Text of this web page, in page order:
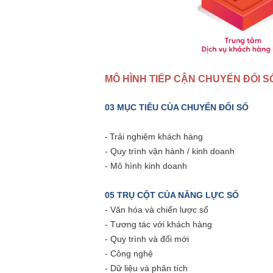
MÔ HÌNH TIẾP CẬN CHUYỂN ĐỔI
03 MỤC TIÊU CỦA CHUYỂN ĐỔI SỐ
- Trải nghiệm khách hàng
- Quy trình vận hành / kinh doanh
- Mô hình kinh doanh
05 TRỤ CỘT CỦA NĂNG LỰC SỐ
- Văn hóa và chiến lược số
- Tương tác với khách hàng
- Quy trình và đổi mới
- Công nghệ
- Dữ liệu và phân tích